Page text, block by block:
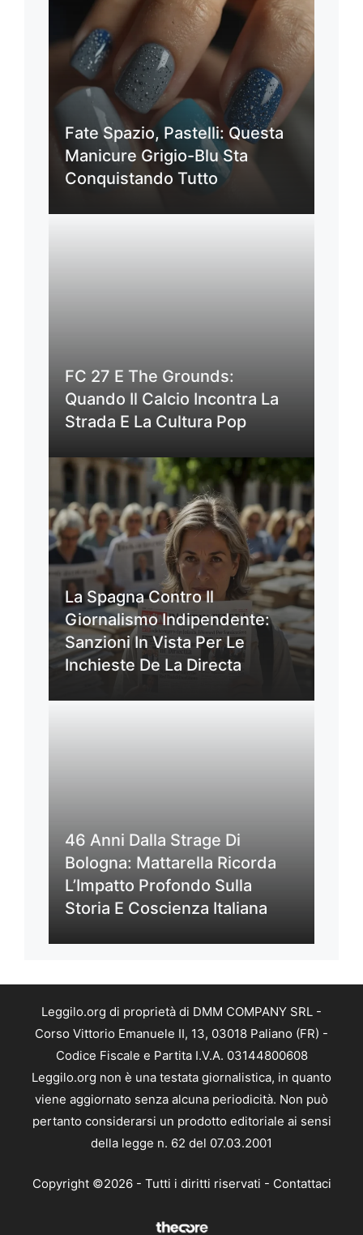
Fate Spazio, Pastelli: Questa
Manicure Grigio-Blu Sta
Conquistando Tutto
FC 27 E The Grounds:
Quando Il Calcio Incontra La
Strada E La Cultura Pop
La Spagna Contro Il
Giornalismo Indipendente:
Sanzioni In Vista Per Le
Inchieste De La Directa
46 Anni Dalla Strage Di
Bologna: Mattarella Ricorda
L’Impatto Profondo Sulla
Storia E Coscienza Italiana
Leggilo.org di proprietà di DMM COMPANY SRL -
Corso Vittorio Emanuele II, 13, 03018 Paliano (FR) -
Codice Fiscale e Partita I.V.A. 03144800608
Leggilo.org non è una testata giornalistica, in quanto
viene aggiornato senza alcuna periodicità. Non può
pertanto considerarsi un prodotto editoriale ai sensi
della legge n. 62 del 07.03.2001
Copyright ©2026 - Tutti i diritti riservati - Contattaci